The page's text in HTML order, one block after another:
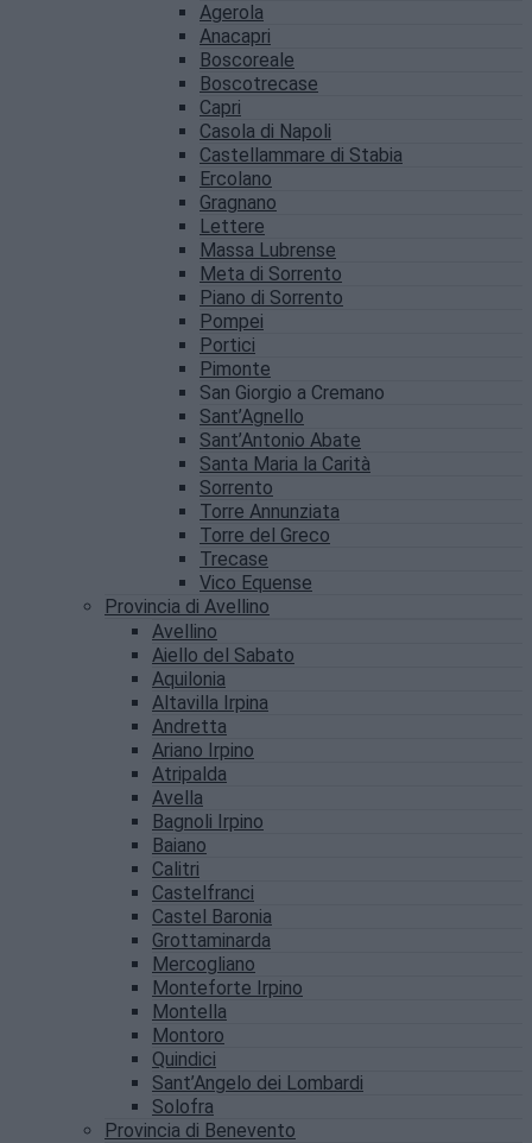
Agerola
Anacapri
Boscoreale
Boscotrecase
Capri
Casola di Napoli
Castellammare di Stabia
Ercolano
Gragnano
Lettere
Massa Lubrense
Meta di Sorrento
Piano di Sorrento
Pompei
Portici
Pimonte
San Giorgio a Cremano
Sant’Agnello
Sant’Antonio Abate
Santa Maria la Carità
Sorrento
Torre Annunziata
Torre del Greco
Trecase
Vico Equense
Provincia di Avellino
Avellino
Aiello del Sabato
Aquilonia
Altavilla Irpina
Andretta
Ariano Irpino
Atripalda
Avella
Bagnoli Irpino
Baiano
Calitri
Castelfranci
Castel Baronia
Grottaminarda
Mercogliano
Monteforte Irpino
Montella
Montoro
Quindici
Sant’Angelo dei Lombardi
Solofra
Provincia di Benevento